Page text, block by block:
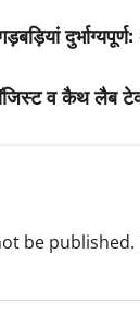
व कैथ लैब
be published.